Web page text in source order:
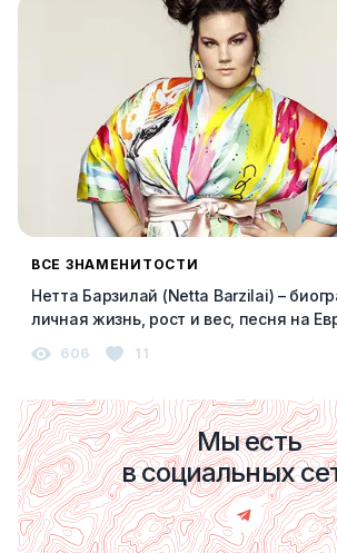
ВСЕ ЗНАМЕНИТОСТИ
Нетта Барзилай (Netta Barzilai) –
личная жизнь, рост и вес, песня на
606 11
Мы есть
в социальных